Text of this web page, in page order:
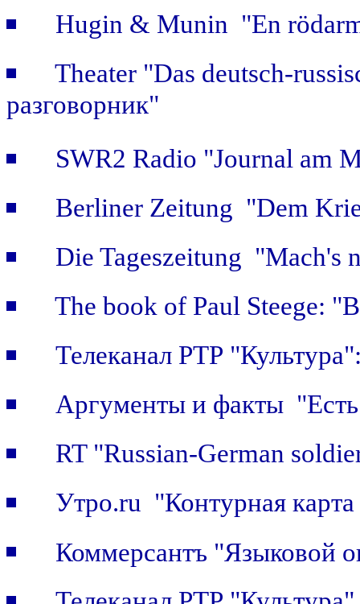
Hugin & Munin "En
Theater "Das deutsch-
разговорник"
SWR2 Radio "Journal am
Berliner Zeitung "Dem
Die Tageszeitung "Mach's
The book of Paul Steege:
Телеканал РТР
Аргументы и факты
RT "Russian-German
Утро.ru "Контурная
Коммерсантъ "Языковой